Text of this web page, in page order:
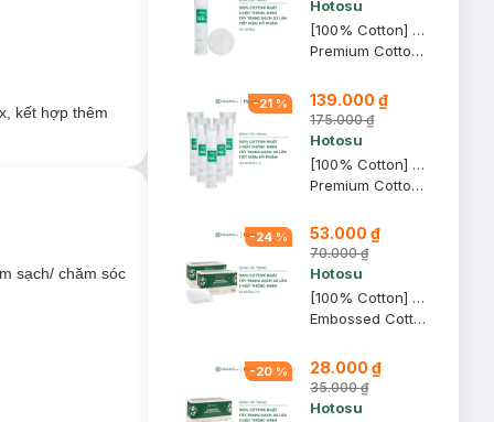
kết hợp thêm
sạch/ chăm sóc
Hotosu
[100% Cotton] Bông Tẩy Trang Hotosu Cao Cấp 150 Miếng
Premium Cotton Pads
-21 % 139.000 ₫
175.000 ₫
Hotosu
[100% Cotton] Combo 5 Bông Tẩy Trang Hotosu Cao Cấp 150 Miếng
Premium Cotton Pads
-24 % 53.000 ₫
70.000 ₫
Hotosu
[100% Cotton] Combo 2 Hộp Bông Tẩy Trang Hotosu 80 Miếng
Embossed Cotton Puffs
-20 % 28.000 ₫
35.000 ₫
Hotosu